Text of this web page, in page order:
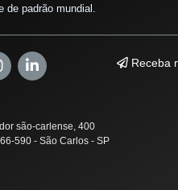
padrão mundial.
Receba
são-carlense, 400
590 - São Carlos - SP